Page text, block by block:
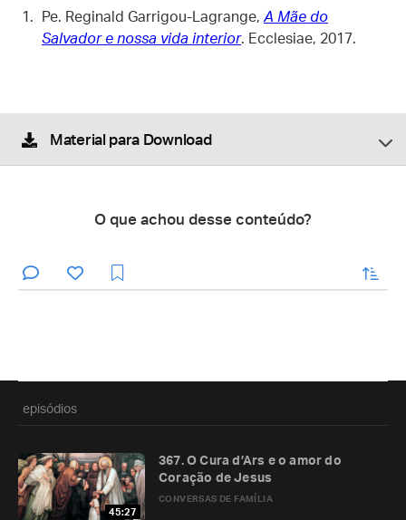
Pe. Reginald Garrigou-Lagrange, A Mãe do
Salvador e nossa vida interior. Ecclesiae, 2017.
Material para Download
O que achou desse conteúdo?
enviar
episódios
45:27
CONVERSAS DE FAMÍLIA
367. O Cura d’Ars e o amor do
Coração de Jesus